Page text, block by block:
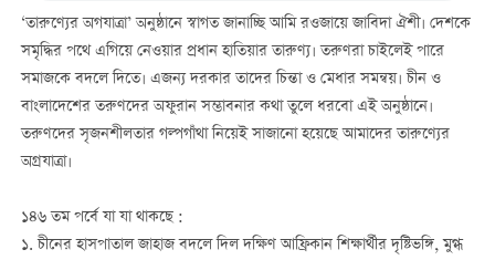
‘তারুণ্যের অগযাত্রা’ অনুষ্ঠানে স্বাগত জানাচ্ছি আমি রওজায়ে জাবিদা ঐশী। দেশকে
সমৃদ্ধির পথে এগিয়ে নেওয়ার প্রধান হাতিয়ার তারুণ্য। তরুণরা চাইলেই পারে
সমাজকে বদলে দিতে। এজন্য দরকার তাদের চিন্তা ও মেধার সমন্বয়। চীন ও
বাংলাদেশের তরুণদের অফুরান সম্ভাবনার কথা তুলে ধরবো এই অনুষ্ঠানে।
তরুণদের সৃজনশীলতার গল্পগাঁথা নিয়েই সাজানো হয়েছে আমাদের তারুণ্যের
অগ্রযাত্রা।
১৪৬ তম পর্বে যা যা থাকছে :
১. চীনের হাসপাতাল জাহাজ বদলে দিল দক্ষিণ আফ্রিকান শিক্ষার্থীর দৃষ্টিভঙ্গি, মুগ্ধ